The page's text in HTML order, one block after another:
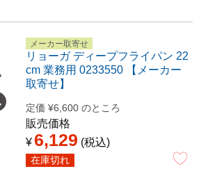
メーカー取寄せ
リョーガ ディープフライパン 22
cm 業務用 0233550 【メーカー
取寄せ】
定価 ¥6,600 のところ
販売価格
¥ 6,129 税込
在庫切れ